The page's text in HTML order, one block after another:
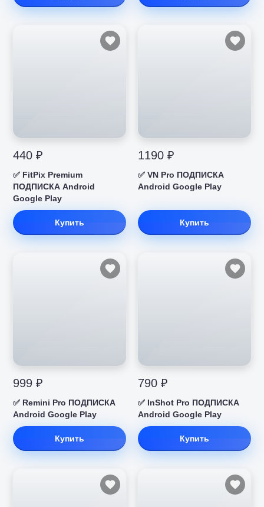
440 ₽
✅ FitPix Premium
ПОДПИСКА Android
Google Play
Купить
1190 ₽
✅ VN Pro ПОДПИСКА
Android Google Play
Купить
999 ₽
✅ Remini Pro ПОДПИСКА
Android Google Play
Купить
790 ₽
✅ InShot Pro ПОДПИСКА
Android Google Play
Купить